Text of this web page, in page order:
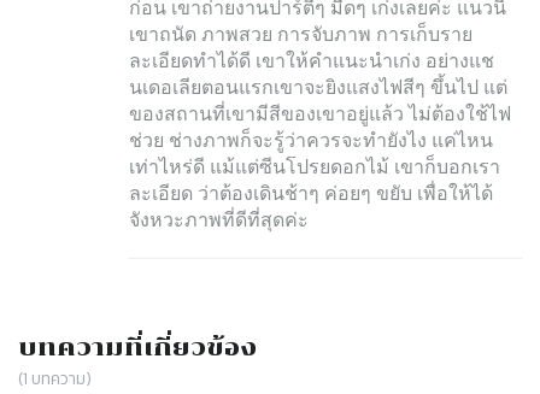
ก่อน เขาถ่ายงานปาร์ตี้ๆ มืดๆ เก่งเลยค่ะ แนวนี้
เขาถนัด ภาพสวย การจับภาพ การเก็บราย
ละเอียดทำได้ดี เขาให้คำแนะนำเก่ง อย่างแช
นเดอเลียตอนแรกเขาจะยิงแสงไฟสีๆ ขึ้นไป แต่
ของสถานที่เขามีสีของเขาอยู่แล้ว ไม่ต้องใช้ไฟ
ช่วย ช่างภาพก็จะรู้ว่าควรจะทำยังไง แค่ไหน
เท่าไหร่ดี แม้แต่ซีนโปรยดอกไม้ เขาก็บอกเรา
ละเอียด ว่าต้องเดินช้าๆ ค่อยๆ ขยับ เพื่อให้ได้
บทความที่เกี่ยวข้อง
(1 บทความ)